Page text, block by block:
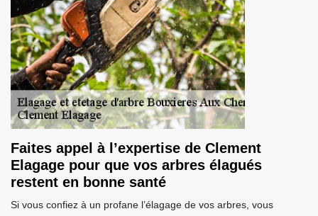
Faites appel à l’expertise de Clement
Elagage pour que vos arbres élagués
restent en bonne santé
Si vous confiez à un profane l’élagage de vos arbres, vous